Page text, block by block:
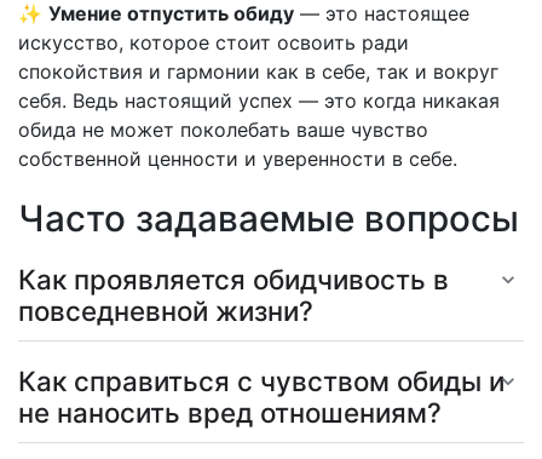
✨ Умение отпустить обиду — это настоящее
искусство, которое стоит освоить ради
спокойствия и гармонии как в себе, так и вокруг
себя. Ведь настоящий успех — это когда никакая
обида не может поколебать ваше чувство
собственной ценности и уверенности в себе.
Часто задаваемые вопросы
Как проявляется обидчивость в
повседневной жизни?
Как справиться с чувством обиды и
не наносить вред отношениям?